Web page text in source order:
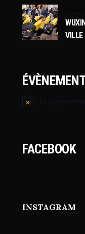
VILLE
Notice Il n’y a pas
FACEBOOK
INSTAGRAM